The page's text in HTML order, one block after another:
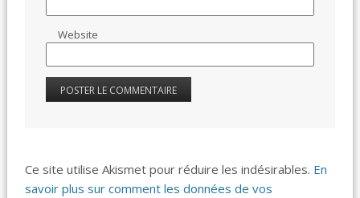
Website
Ce site utilise Akismet pour réduire les indésirables. En
savoir plus sur comment les données de vos